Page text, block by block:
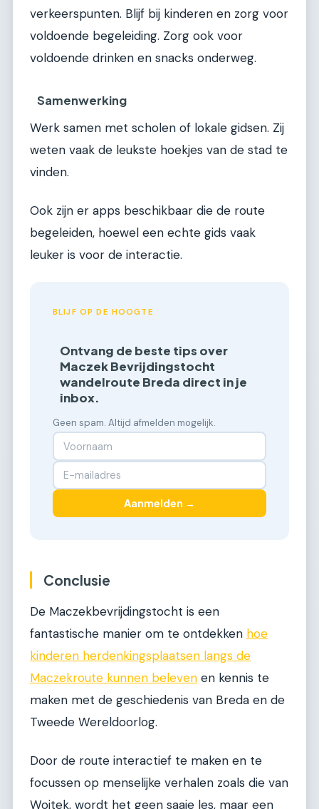
verkeerspunten. Blijf bij kinderen en zorg voor
voldoende begeleiding. Zorg ook voor
voldoende drinken en snacks onderweg.
Samenwerking
Werk samen met scholen of lokale gidsen. Zij
weten vaak de leukste hoekjes van de stad te
vinden.
Ook zijn er apps beschikbaar die de route
begeleiden, hoewel een echte gids vaak
leuker is voor de interactie.
BLIJF OP DE HOOGTE
Ontvang de beste tips over
Maczek Bevrijdingstocht
wandelroute Breda direct in je
inbox.
Geen spam. Altijd afmelden mogelijk.
Aanmelden →
Conclusie
De Maczekbevrijdingstocht is een
fantastische manier om te ontdekken hoe
kinderen herdenkingsplaatsen langs de
Maczekroute kunnen beleven en kennis te
maken met de geschiedenis van Breda en de
Tweede Wereldoorlog.
Door de route interactief te maken en te
focussen op menselijke verhalen zoals die van
Wojtek, wordt het geen saaie les, maar een